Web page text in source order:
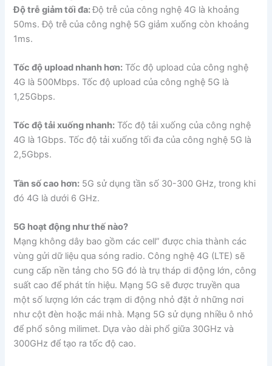
Độ trễ giảm tối đa:Độ trễ của công nghệ 4G là khoảng
50ms. Độ trễ của công nghệ 5G giảm xuống còn khoảng
1ms.
Tốc độ upload nhanh hơn: Tốc độ upload của công nghệ
4G là 500Mbps. Tốc độ upload của công nghệ 5G là
1,25Gbps.
Tốc độ tải xuống nhanh: Tốc độ tải xuống của công nghệ
4G là 1Gbps. Tốc độ tải xuống tối đa của công nghệ 5G là
2,5Gbps.
Tần số cao hơn: 5G sử dụng tần số 30-300 GHz, trong khi
đó 4G là dưới 6 GHz.
5G hoạt động như thế nào?
Mạng không dây bao gồm các cell” được chia thành các
vùng gửi dữ liệu qua sóng radio. Công nghệ 4G (LTE) sẽ
cung cấp nền tảng cho 5G đó là trụ tháp di động lớn, công
suất cao để phát tín hiệu. Mạng 5G sẽ được truyền qua
một số lượng lớn các trạm di động nhỏ đặt ở những nơi
như cột đèn hoặc mái nhà. Mạng 5G sử dụng nhiều ô nhỏ
để phổ sông milimet. Dựa vào dài phổ giữa 30GHz và
300GHz để tạo ra tốc độ cao.